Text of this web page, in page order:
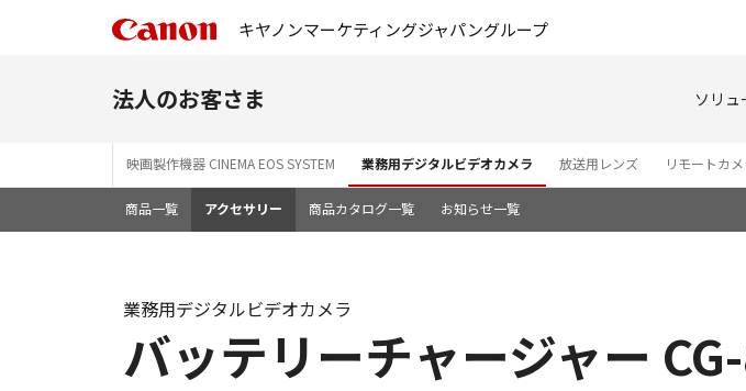
キヤノンマーケティングジャパングループ
法人のお客さま ソリュ
映画製作機器 CINEMA EOS SYSTEM 業務用デジタルビデオカメラ 放送用レンズ リモートカ
商品一覧 アクセサリー 商品カタログ一覧 お知らせ一覧
バッテリーチャージャー
業務用デジタルビデオカメラ